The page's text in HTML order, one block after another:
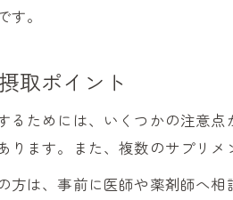
オーガニックサ
海外産オーガニッ
。
取ポイント
るためには、いくつかの注意
ます。また、複数のサプリ
は、事前に医師や薬剤師へ